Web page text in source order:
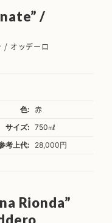
/
/ オッデーロ
色:
赤
サイズ:
750㎖
考上代:
28,000円
Rionda”